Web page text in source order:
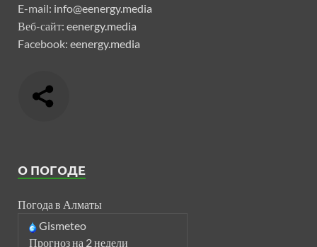
E-mail: info@eenergy.media
Веб-сайт: eenergy.media
Facebook: eenergy.media
О ПОГОДЕ
Погода в Алматы
Gismeteo
Прогноз на 2 недели